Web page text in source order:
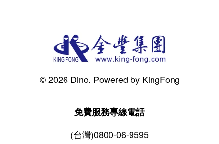
© 2026 Dino. Powered by KingFong
免費服務專線電話
(台灣)0800-06-9595